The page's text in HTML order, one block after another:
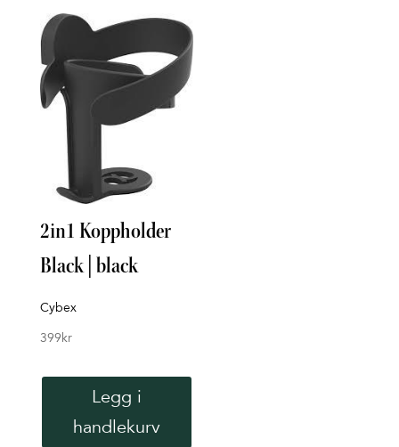
2in1 Koppholder
Black | black
Cybex
399kr
Legg i
handlekurv